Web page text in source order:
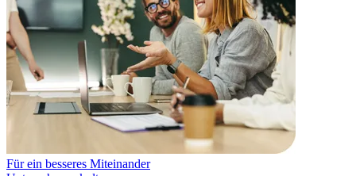
Für ein besseres Miteinander